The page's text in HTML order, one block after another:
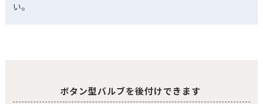
い。
ボタン型バルブを後付けできます